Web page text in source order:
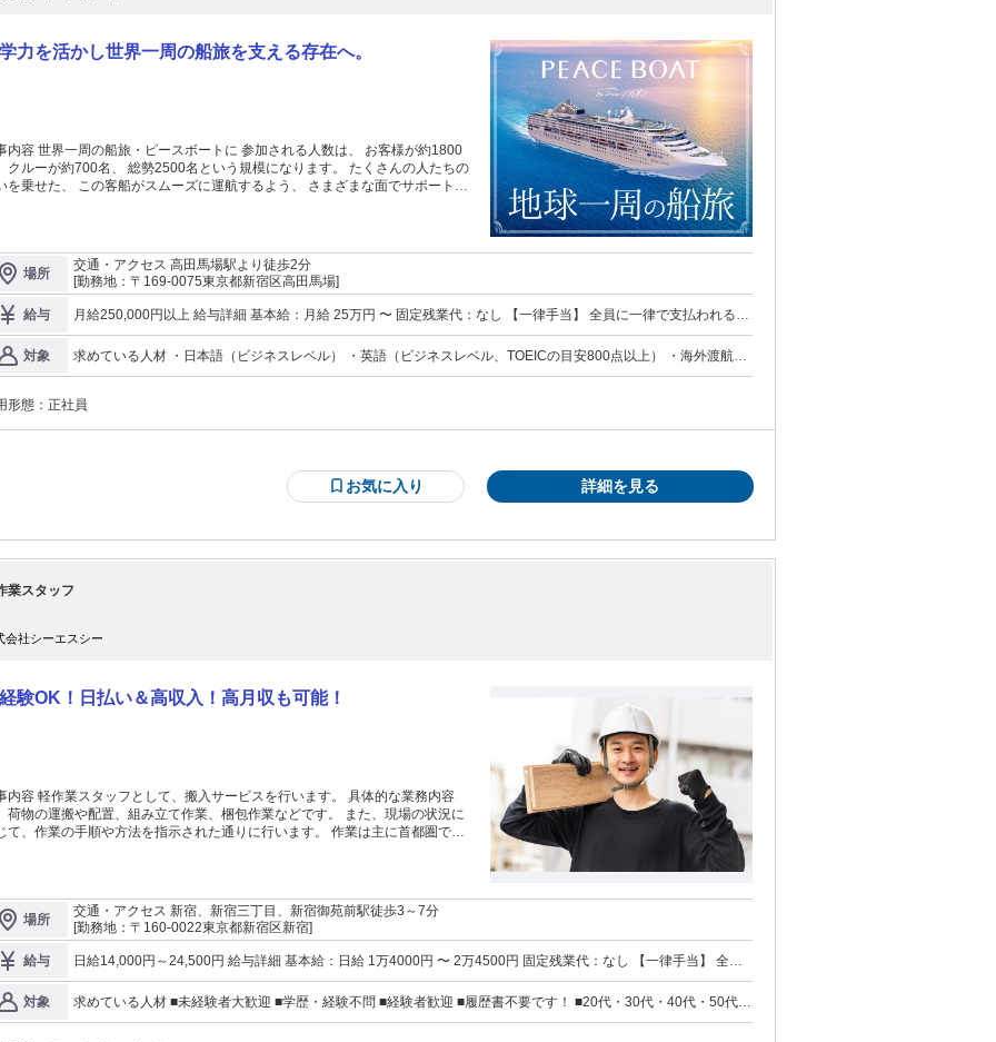
力を活かし世界一周の船旅を支える存在へ。
内容 世界一周の船旅・ピースボートに 参加される人数は、 お客様が約1800
ルーが約700名、 総勢2500名という規模になります。 たくさんの人たちの
を乗せた、 この客船がスムーズに運航するよう、 さまざまな面でサポートす
る】 ￣￣￣￣￣￣￣￣￣￣￣￣￣￣￣￣ 「地球一周の船旅」というポスター
見覚えがある方も多いはず。 私たちはNGO「ピースボート」と共に船旅を 企
している旅行会社です。 ピースボートは、約100日間で最大28ヶ国を 巡
いう他にはないクルーズ客船。 以前は、一人旅の若者や老後を楽しむ ご夫婦
日本人のお客様が大半でしたが、 2016年頃からは中国や韓国、シンガポール
アジア各国のお客様も急増し、 今では船上での国際交流も楽しめる クルーズ
世界から注目されています。 【仕事内容１：港湾施設などの利用手配業
￣￣￣￣￣￣￣￣￣￣￣￣￣￣￣￣ ・客船が入港する港湾施設施設の利用予
配 ・船の入出港に関する手続き申請 ・各国に客船で入国する際のビザ（査
ーズ入港経費の精算業務 客船がスムーズに寄港し、 お客様や荷物が問題
ともあります。 状況に合わせて臨機応変な 対応を心がけてください。 【仕事
２：クルー（乗組員）配置など手配】 ￣￣￣￣￣￣￣￣￣￣￣￣￣￣￣￣￣
・手配 ・各国でのクルー（乗組員）募集（人材会社と調整） ・クルー（乗組
ザ（査証）調査、取得手続きサポート 約100日の船旅は、 クルー（乗組
クルー（乗組員）のサポートを実施していきます。 船に乗船する際や、下船
。 【仕事内容3：運航マネジメント】 ￣￣￣￣￣￣￣￣￣￣￣￣
￣￣￣￣￣ ゆくゆくは船の運航会社、船長、パーサー（事務長）と連携し、
の運航状況の確認や 港湾管理者との折衝のため、 寄港予定の港や運航中の客
場所
交通・アクセス 高田馬場駅より徒歩2分
[勤務地：〒169-0075東京都新宿区高田馬場]
給与
月給250,000円以上 給与詳細 基本給：月給 25万円 〜 固定残業代：なし 【一律手当】 全員に一律で支払われる通
海外出張手当支給
対象
求めている人材 ・日本語（ビジネスレベル） ・英語（ビジネスレベル、TOEICの目安800点以上） ・海外渡航経
するなど 社員同士の交流も盛んです。
形態： 正社員
お気に入り 詳細を見る
業スタッフ
会社シーエスシー
験OK！日払い＆高収入！高月収も可能！
内容 軽作業スタッフとして、搬入サービスを行います。 具体的な業務内容
物の運搬や配置、組み立て作業、梱包作業などです。 また、現場の状況に
て、作業の手順や方法を指示された通りに行います。 作業は主に首都圏で行
場所
交通・アクセス 新宿、新宿三丁目、新宿御苑前駅徒歩3～7分
[勤務地：〒160-0022東京都新宿区新宿]
給与
日給14,000円～24,500円 給与詳細 基本給：日給 1万4000円 〜 2万4500円 固定残業代：なし 【一律手当】 全員
4000円※6～８時間勤務 (2)日給1万6000円※9時間勤務 (3)日給2万4500円※日勤2現場＋夜勤(23時までには終了)
対象
求めている人材 ■未経験者大歓迎 ■学歴・経験不問 ■経験者歓迎 ■履歴書不要です！ ■20代・30代・40代・50代活